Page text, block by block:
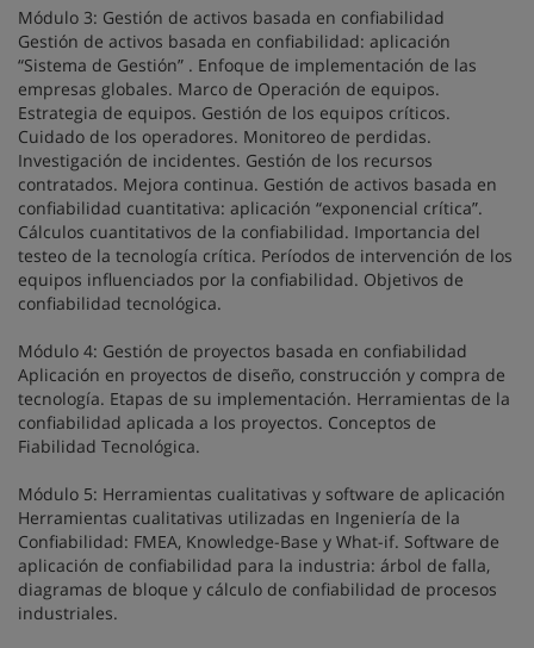
Módulo 3: Gestión de activos basada en confiabilidad
Gestión de activos basada en confiabilidad: aplicación
“Sistema de Gestión” . Enfoque de implementación de las
empresas globales. Marco de Operación de equipos.
Estrategia de equipos. Gestión de los equipos críticos.
Cuidado de los operadores. Monitoreo de perdidas.
Investigación de incidentes. Gestión de los recursos
contratados. Mejora continua. Gestión de activos basada en
confiabilidad cuantitativa: aplicación “exponencial crítica”.
Cálculos cuantitativos de la confiabilidad. Importancia del
testeo de la tecnología crítica. Períodos de intervención de los
equipos influenciados por la confiabilidad. Objetivos de
confiabilidad tecnológica.
Módulo 4: Gestión de proyectos basada en confiabilidad
Aplicación en proyectos de diseño, construcción y compra de
tecnología. Etapas de su implementación. Herramientas de la
confiabilidad aplicada a los proyectos. Conceptos de
Fiabilidad Tecnológica.
Módulo 5: Herramientas cualitativas y software de aplicación
Herramientas cualitativas utilizadas en Ingeniería de la
Confiabilidad: FMEA, Knowledge-Base y What-if. Software de
aplicación de confiabilidad para la industria: árbol de falla,
diagramas de bloque y cálculo de confiabilidad de procesos
industriales.